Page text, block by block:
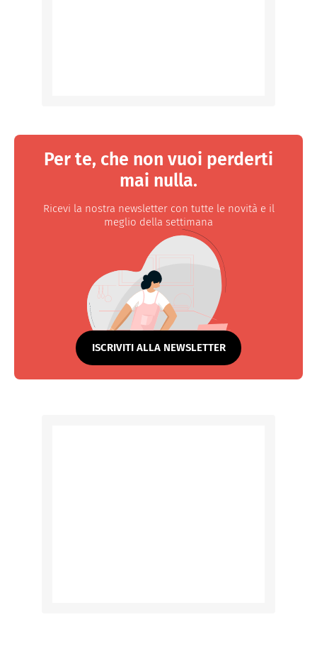
Per te, che non vuoi perderti
mai nulla.
Ricevi la nostra newsletter con tutte le novità e il
meglio della settimana
ISCRIVITI ALLA NEWSLETTER